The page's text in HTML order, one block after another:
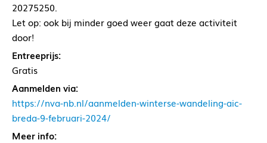
20275250.
Let op: ook bij minder goed weer gaat deze activiteit
door!
Entreeprijs:
Gratis
Aanmelden via:
https://nva-nb.nl/aanmelden-winterse-wandeling-aic-
breda-9-februari-2024/
Meer info: